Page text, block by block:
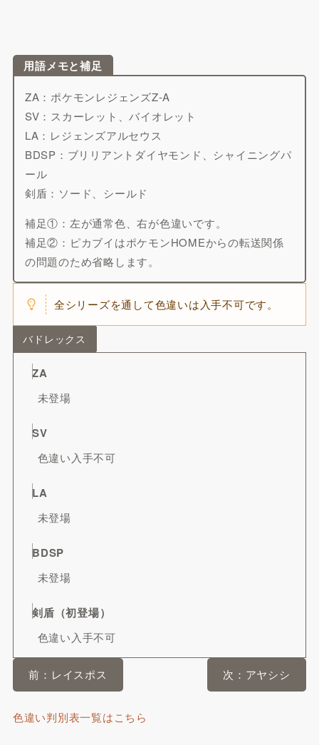
用語メモと補足
ZA：ポケモンレジェンズZ-A
SV：スカーレット、バイオレット
LA：レジェンズアルセウス
BDSP：ブリリアントダイヤモンド、シャイニングパ
ール
剣盾：ソード、シールド
補足①：左が通常色、右が色違いです。
補足②：ピカブイはポケモンHOMEからの転送関係
の問題のため省略します。
全シリーズを通して色違いは入手不可です。
バドレックス
ZA
未登場
SV
色違い入手不可
LA
未登場
BDSP
未登場
剣盾（初登場）
色違い入手不可
前：レイスポス 次：アヤシシ
色違い判別表一覧はこちら